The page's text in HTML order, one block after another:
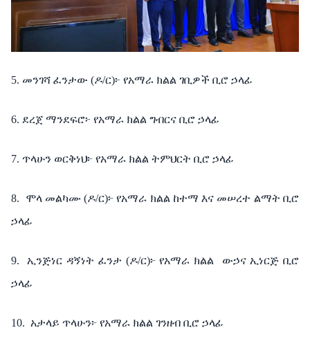
5. መንገሻ ፈንታው (ዶ/ር)፦ የአማራ ክልል ገቢዎች ቢሮ ኃላፊ
6. ደረጀ ማንደፍሮ፦ የአማራ ክልል ግብርና ቢሮ ኃላፊ
7. ጥላሁን ወርቅነህ፦ የአማራ ክልል ትምህርት ቢሮ ኃላፊ
8.
ሞላ መልካሙ (ዶ/ር)፦ የአማራ ክልል ከተማ እና መሠረተ ልማት ቢሮ
ኃላፊ
9. ኢንጅነር ዳኝነት ፈንታ (ዶ/ር)፦ የአማራ ክልል
ውኃና ኢነርጅ ቢሮ
ኃላፊ
10. አታላይ ጥላሁን፦ የአማራ ክልል ገንዘብ ቢሮ ኃላፊ